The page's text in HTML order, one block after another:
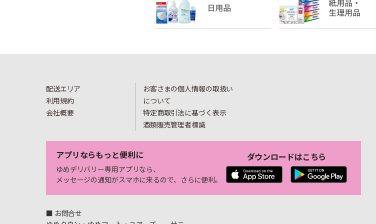
配送エリア
利用規約
会社概要
お客さまの個人情報の取扱い
について
特定商取引法に基づく表示
酒類販売管理者標識
アプリならもっと便利に
ゆめデリバリー専用アプリなら、
メッセージの通知がスマホに来るので、さらに便利。
ダウンロードはこちら
■ お問合せ